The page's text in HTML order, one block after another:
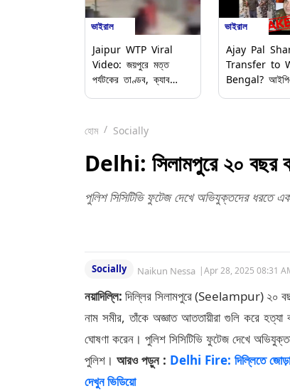
ভাইরাল
Jaipur WTP Viral
Video: জয়পুরে মত্ত
পর্যটকের তাণ্ডব, ক্যাব
ভাইরাল
Ajay Pal
Transfer to
Bengal?
হোম
Socially
Delhi: সিলামপুরে ২০ বছর
পুলিশ সিসিটিভি ফুটেজ দেখে অভিযুক্তদের ধরতে
Socially Naikun Nessa |Apr 28, 2025 08:31
নয়াদিল্লি: দিল্লির সিলামপুরে (Seelampur) ২০
নাম সমীর, তাঁকে অজ্ঞাত আততায়ীরা গুলি করে হত্যা
ঘোষণা করেন। পুলিশ সিসিটিভি ফুটেজ দেখে
পুলিশ।আরও পড়ুন : Delhi Fire: দিল্লিতে জোড়া
দেখুন ভিডিয়ো